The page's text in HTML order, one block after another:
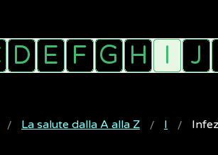
La salute dalla A alla Z I